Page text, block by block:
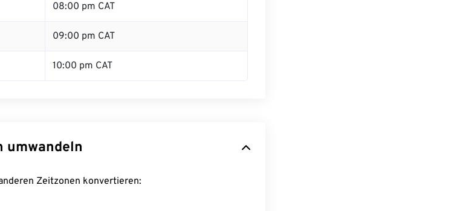
08:00 pm CAT
09:00 pm CAT
10:00 pm CAT
umwandeln
Zeitzonen konvertieren: